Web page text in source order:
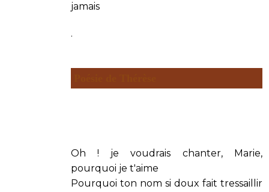
jamais
.
Oh ! je voudrais chanter, Marie,
pourquoi je t'aime
Pourquoi ton nom si doux fait tressaillir